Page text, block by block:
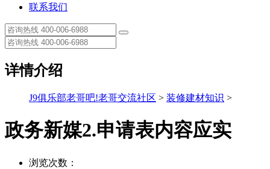
联系我们
详情介绍
J9俱乐部老哥吧!老哥交流社区 > 装修建材知识 >
政务新媒2.申请表内容应实
浏览次数：